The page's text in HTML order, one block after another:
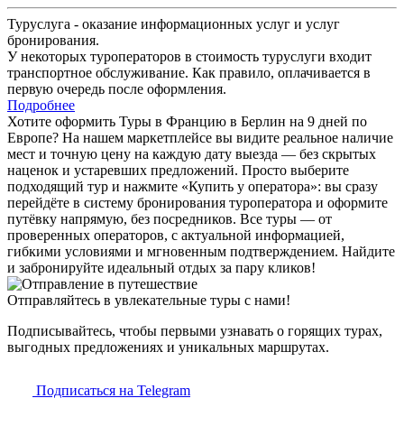
Туруслуга - оказание информационных услуг и услуг
бронирования.
У некоторых туроператоров в стоимость туруслуги входит
транспортное обслуживание. Как правило, оплачивается в
первую очередь после оформления.
Подробнее
Хотите оформить Туры в Францию в Берлин на 9 дней по
Европе? На нашем маркетплейсе вы видите реальное наличие
мест и точную цену на каждую дату выезда — без скрытых
наценок и устаревших предложений. Просто выберите
подходящий тур и нажмите «Купить у оператора»: вы сразу
перейдёте в систему бронирования туроператора и оформите
путёвку напрямую, без посредников. Все туры — от
проверенных операторов, с актуальной информацией,
гибкими условиями и мгновенным подтверждением. Найдите
и забронируйте идеальный отдых за пару кликов!
Отправляйтесь в увлекательные туры с нами!
Подписывайтесь, чтобы первыми узнавать о горящих турах,
выгодных предложениях и уникальных маршрутах.
Подписаться на Telegram